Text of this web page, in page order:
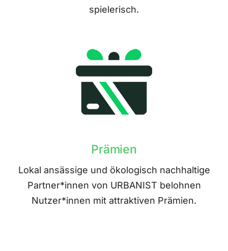
spielerisch.
Prämien
Lokal ansässige und ökologisch nachhaltige
Partner*innen von URBANIST belohnen
Nutzer*innen mit attraktiven Prämien.